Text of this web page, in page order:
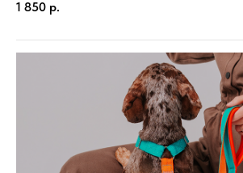
1 850 р.